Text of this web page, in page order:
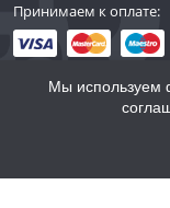
Принимаем к оплате:
© 2002–2026
Мы используем